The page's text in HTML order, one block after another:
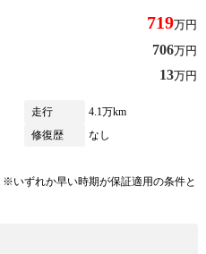
719万円
706万円
13万円
走行
4.1万km
修復歴
なし
※いずれか早い時期が保証適用の条件と